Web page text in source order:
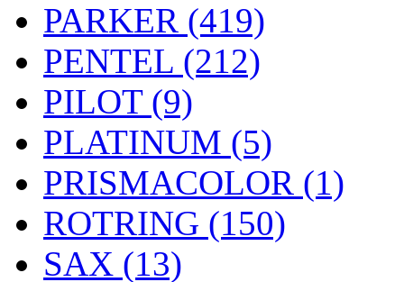
PARKER (419)
PENTEL (212)
PILOT (9)
PLATINUM (5)
PRISMACOLOR (1)
ROTRING (150)
SAX (13)